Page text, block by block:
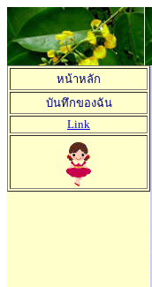
หน้าหลัก
บันทึกของฉัน
Link